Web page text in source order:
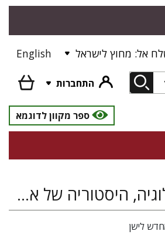
אל: מחוץ לישראל English
התחברות
ספר מקוון לדוגמא
מדע המדינה ויחסים בין-לאומיים, היסטוריה, סוציולוגיה ואנתרופולוגיה, היסטוריה של ארץ ישראל ומדינת ישראל
לישן